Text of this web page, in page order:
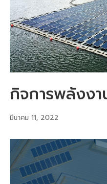
กิจการพลังงา
มีนาคม 11, 2022